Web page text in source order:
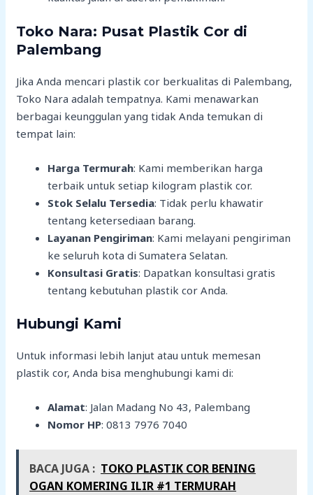
Toko Nara: Pusat Plastik Cor di
Palembang
Jika Anda mencari plastik cor berkualitas di Palembang,
Toko Nara adalah tempatnya. Kami menawarkan
berbagai keunggulan yang tidak Anda temukan di
tempat lain:
Harga Termurah: Kami memberikan harga
terbaik untuk setiap kilogram plastik cor.
Stok Selalu Tersedia: Tidak perlu khawatir
tentang ketersediaan barang.
Layanan Pengiriman: Kami melayani pengiriman
ke seluruh kota di Sumatera Selatan.
Konsultasi Gratis: Dapatkan konsultasi gratis
tentang kebutuhan plastik cor Anda.
Hubungi Kami
Untuk informasi lebih lanjut atau untuk memesan
plastik cor, Anda bisa menghubungi kami di:
Alamat: Jalan Madang No 43, Palembang
Nomor HP: 0813 7976 7040
BACA JUGA : TOKO PLASTIK COR BENING
OGAN KOMERING ILIR #1 TERMURAH